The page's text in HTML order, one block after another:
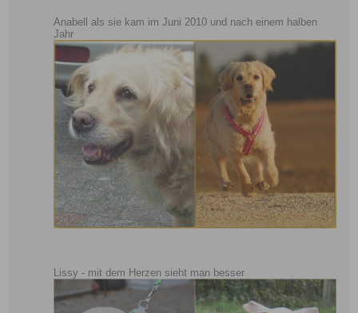
Anabell als sie kam im Juni 2010 und nach einem halben
Jahr
Lissy - mit dem Herzen sieht man besser